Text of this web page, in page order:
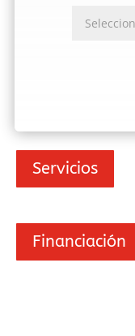
Servicios
Financiación